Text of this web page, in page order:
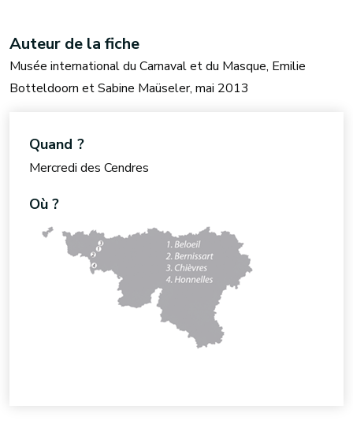
Auteur de la fiche
Musée international du Carnaval et du Masque, Emilie
Botteldoorn et Sabine Maüseler, mai 2013
Quand ?
Mercredi des Cendres
Où ?